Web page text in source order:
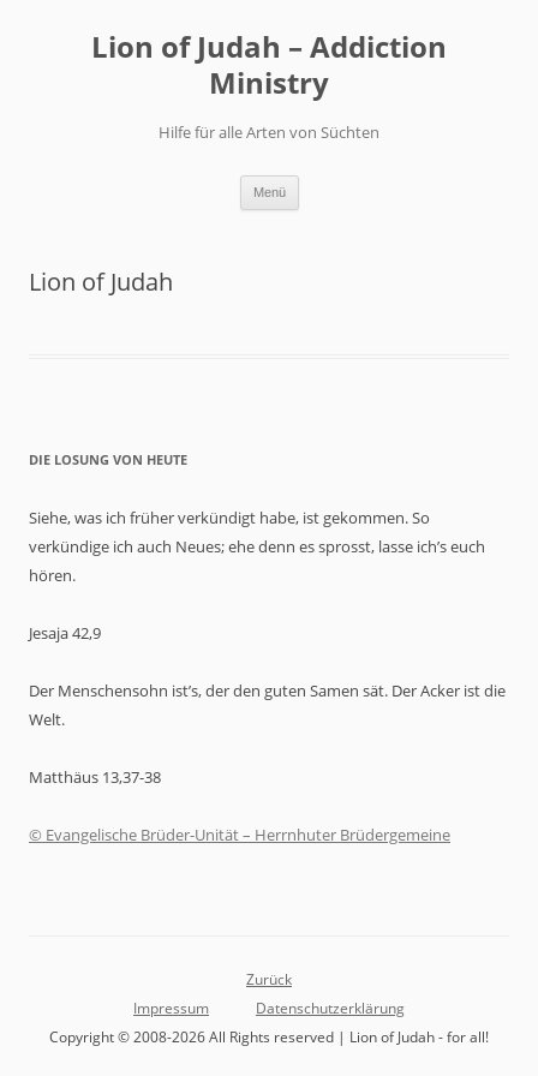
Lion of Judah – Addiction
Ministry
Hilfe für alle Arten von Süchten
Menü
Lion of Judah
DIE LOSUNG VON HEUTE
Siehe, was ich früher verkündigt habe, ist gekommen. So
verkündige ich auch Neues; ehe denn es sprosst, lasse ich’s euch
hören.
Jesaja 42,9
Der Menschensohn ist’s, der den guten Samen sät. Der Acker ist die
Welt.
Matthäus 13,37-38
© Evangelische Brüder-Unität – Herrnhuter Brüdergemeine
Zurück
Impressum
Datenschutzerklärung
Copyright © 2008-2026 All Rights reserved | Lion of Judah - for all!